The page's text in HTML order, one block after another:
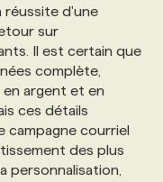
réussite d'une
sur
Il est certain que
complète,
en argent et en
ces détails
campagne courriel
des plus
personnalisation,